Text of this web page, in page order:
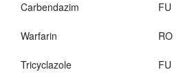
Carbendazim
FU
Warfarin
RO
Tricyclazole
FU